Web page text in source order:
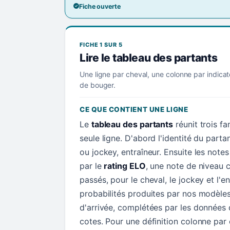
Fiche ouverte
FICHE 1 SUR 5
Lire le tableau des partants
Une ligne par cheval, une colonne par
de bouger.
CE QUE CONTIENT UNE LIGNE
Le tableau des partants réunit trois
seule ligne. D'abord l'identité du
ou jockey, entraîneur. Ensuite les
par le rating ELO, une note de niveau
passés, pour le cheval, le jockey et
probabilités produites par nos
d'arrivée, complétées par les données
cotes. Pour une définition colonne